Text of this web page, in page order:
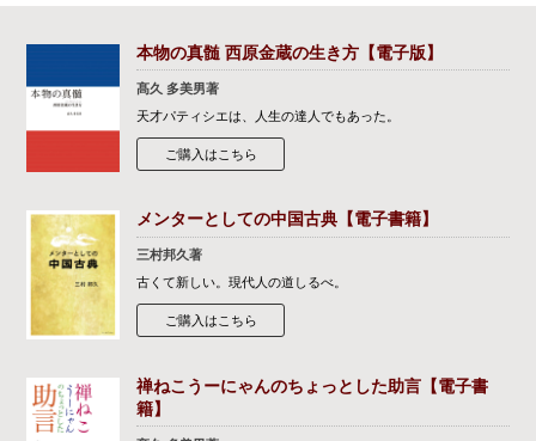
本物の真髄 西原金蔵の生き方【電子版】
髙久 多美男著
天才パティシエは、人生の達人でもあった。
ご購入はこちら
メンターとしての中国古典【電子書籍】
三村邦久著
古くて新しい。現代人の道しるべ。
ご購入はこちら
禅ねこうーにゃんのちょっとした助言【電子書
籍】